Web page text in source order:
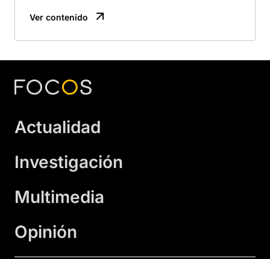
Ver contenido
Actualidad
Investigación
Multimedia
Opinión